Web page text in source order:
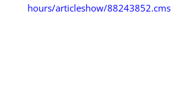
hours/articleshow/88243852.cms